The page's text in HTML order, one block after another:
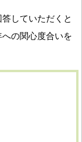
していただくと
の関心度合いを